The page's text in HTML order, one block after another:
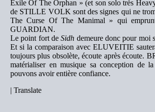
Exile Of The Orphan » (et son solo très
de STILLE VOLK sont des signes qui ne
The Curse Of The Manimal » qui
GUARDIAN.
Le point fort deSidh demeure donc pour moi
Et si la comparaison avec ELUVEITIE
toujours plus obsolète, écoute après écoute.
matérialiser en musique sa conception de
pouvons avoir entière confiance.
| Translate